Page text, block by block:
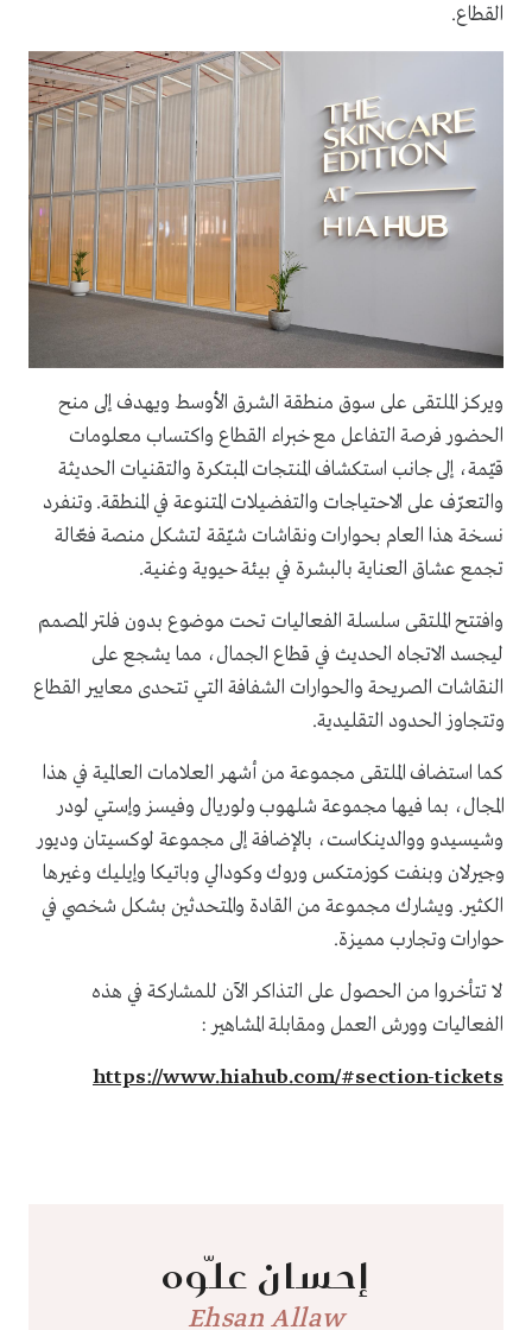
القطاع.
ويركز الملتقى على سوق منطقة الشرق الأوسط ويهدف إلى منح
الحضور فرصة التفاعل مع خبراء القطاع واكتساب معلومات
قيّمة، إلى جانب استكشاف المنتجات المبتكرة والتقنيات الحديثة
والتعرّف على الاحتياجات والتفضيلات المتنوعة في المنطقة. وتنفرد
نسخة هذا العام بحوارات ونقاشات شيّقة لتشكل منصة فعّالة
تجمع عشاق العناية بالبشرة في بيئة حيوية وغنية.
وافتتح الملتقى سلسلة الفعاليات تحت موضوع بدون فلتر المصمم
ليجسد الاتجاه الحديث في قطاع الجمال، مما يشجع على
النقاشات الصريحة والحوارات الشفافة التي تتحدى معايير القطاع
وتتجاوز الحدود التقليدية.
كما استضاف الملتقى مجموعة من أشهر العلامات العالمية في هذا
المجال، بما فيها مجموعة شلهوب ولوريال وفيسز وإستي لودر
وشيسيدو ووالدينكاست، بالإضافة إلى مجموعة لوكسيتان وديور
وجيرلان وبنفت كوزمتكس وروك وكودالي وباتيكا وإيليك وغيرها
الكثير. ويشارك مجموعة من القادة والمتحدثين بشكل شخصي في
حوارات وتجارب مميزة.
لا تتأخروا من الحصول على التذاكر الآن للمشاركة في هذه
الفعاليات وورش العمل ومقابلة المشاهير :
https://www.hiahub.com/#section-tickets
إحسان علّوه
Ehsan Allaw